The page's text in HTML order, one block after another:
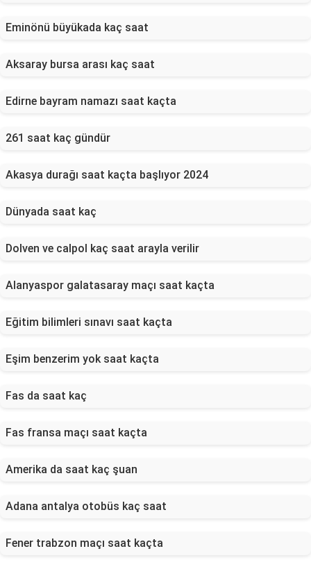
Eminönü büyükada kaç saat
Aksaray bursa arası kaç saat
Edirne bayram namazı saat kaçta
261 saat kaç gündür
Akasya durağı saat kaçta başlıyor 2024
Dünyada saat kaç
Dolven ve calpol kaç saat arayla verilir
Alanyaspor galatasaray maçı saat kaçta
Eğitim bilimleri sınavı saat kaçta
Eşim benzerim yok saat kaçta
Fas da saat kaç
Fas fransa maçı saat kaçta
Amerika da saat kaç şuan
Adana antalya otobüs kaç saat
Fener trabzon maçı saat kaçta